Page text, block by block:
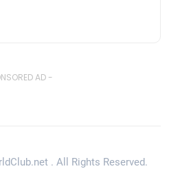
AD -
. All Rights Reserved.